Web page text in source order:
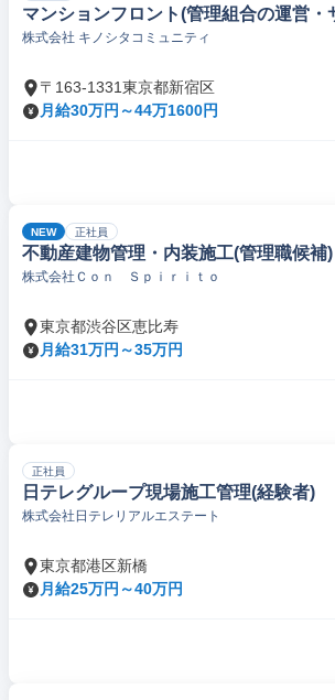
マンションフロント(管理組合の運営・
株式会社 キノシタコミュニティ
〒163-1331東京都新宿区
月給30万円～44万1600円
NEW 正社員
不動産建物管理・内装施工(管理職候補)
株式会社Ｃｏｎ Ｓｐｉｒｉｔｏ
東京都渋谷区恵比寿
月給31万円～35万円
正社員
日テレグループ現場施工管理(経験者)
株式会社日テレリアルエステート
東京都港区新橋
月給25万円～40万円